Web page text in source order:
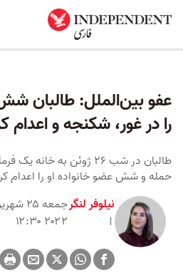
عفو بین‌الملل: طالبان
را در غور، شکنجه و اعدام
طالبان در شب ۲۶ ژوئن به
حمله و شش عضو خانواده او را اعدام
نیلوفر لنگر
۲۰۲۲ ۱۲:۳۰